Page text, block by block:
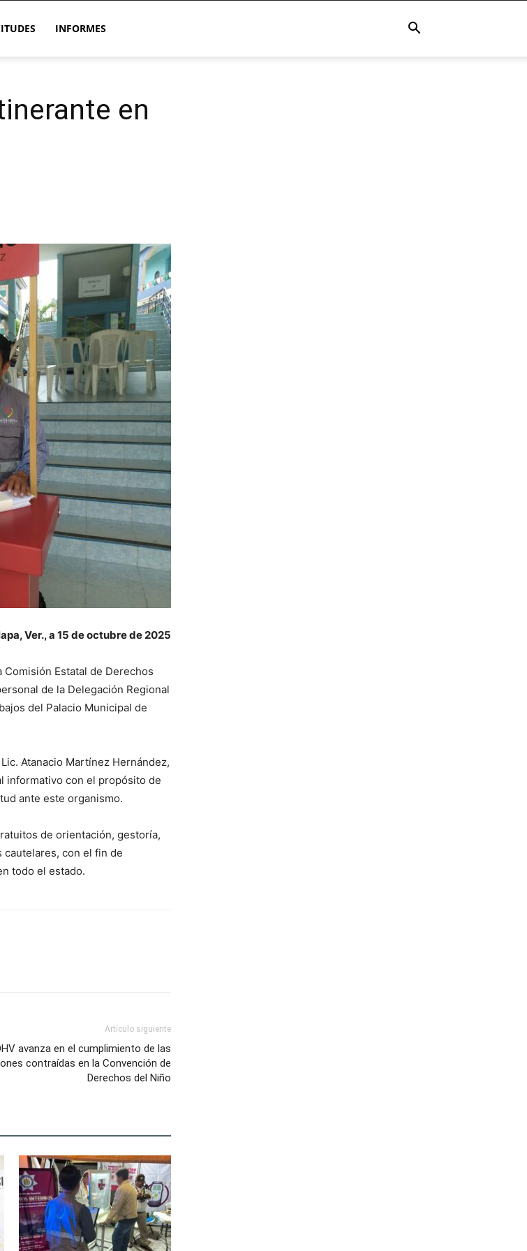
INFORMES
en
Ver., a 15 de octubre de 2025
Estatal de Derechos
de la Delegación Regional
del Palacio Municipal de
Atanacio Martínez Hernández,
informativo con el propósito de
ante este organismo.
de orientación, gestoría,
cautelares, con el fin de
todo el estado.
Artículo siguiente
avanza en el cumplimiento de las
contraídas en la Convención de
Derechos del Niño